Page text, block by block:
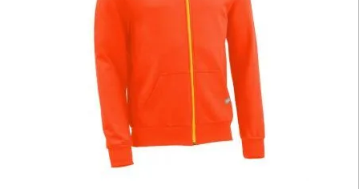
auf
der
Produktseite
gewählt
werden